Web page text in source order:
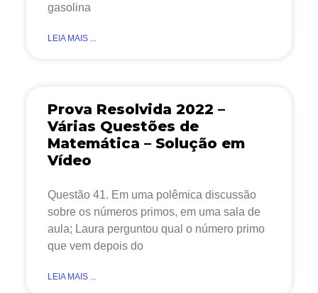
gasolina
LEIA MAIS ...
Prova Resolvida 2022 –
Várias Questões de
Matemática – Solução em
Vídeo
Questão 41. Em uma polêmica discussão
sobre os números primos, em uma sala de
aula; Laura perguntou qual o número primo
que vem depois do
LEIA MAIS ...